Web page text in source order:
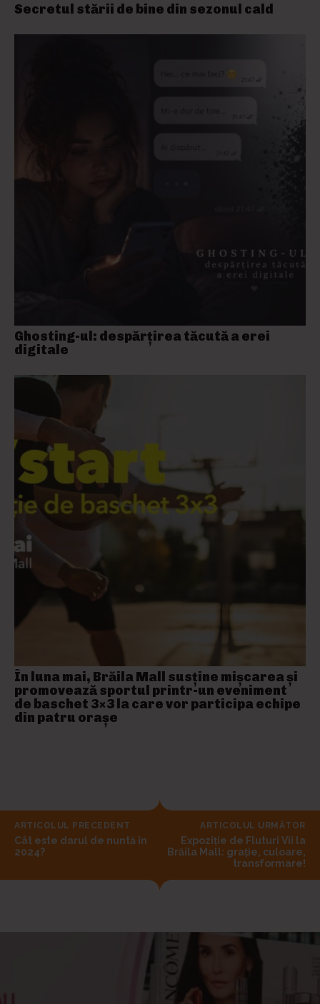
Secretul stării de bine din sezonul cald
Ghosting-ul: despărțirea tăcută a erei
digitale
În luna mai, Brăila Mall susține mişcarea și
promovează sportul printr-un eveniment
de baschet 3×3 la care vor participa echipe
din patru orașe
ARTICOLUL PRECEDENT
Cât este darul de nuntă în
2024?
ARTICOLUL URMĂTOR
Expoziție de Fluturi Vii la
Brăila Mall: grație, culoare,
transformare!